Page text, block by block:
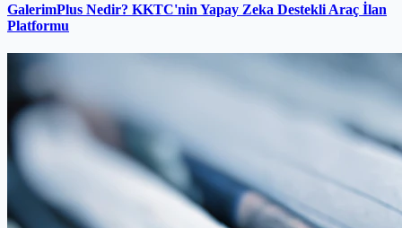
GalerimPlus Nedir? KKTC'nin Yapay Zeka Destekli Araç İlan
Platformu